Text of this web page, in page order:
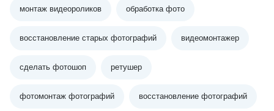
монтаж видеороликов обработка фото
восстановление старых фотографий видеомонтажер
сделать фотошоп ретушер
фотомонтаж фотографий восстановление фотографий